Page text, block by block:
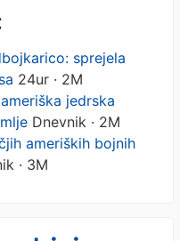
sprejela
24ur · 2M
jedrska
Dnevnik · 2M
ameriških bojnih
· 3M